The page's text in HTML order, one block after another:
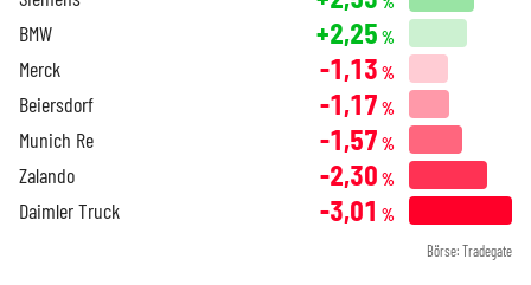
BMW +2,25 %
Merck -1,13 %
Beiersdorf -1,17 %
Munich Re -1,57 %
Zalando -2,30 %
Daimler Truck -3,01 %
Börse: Tradegate